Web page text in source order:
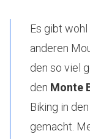
Es gibt wohl
anderen
den so viel
den Monte
Biking in
gemacht.